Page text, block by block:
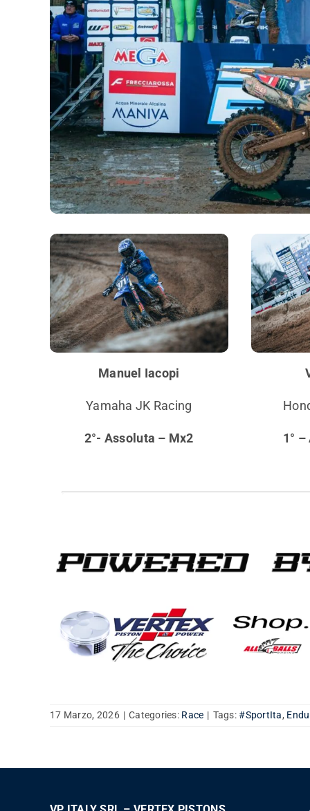
Manuel Iacopi
Yamaha JK Racing
2°- Assoluta – Mx2 1°
17 Marzo, 2026 | Categories: Race | Tags:#SportIta,